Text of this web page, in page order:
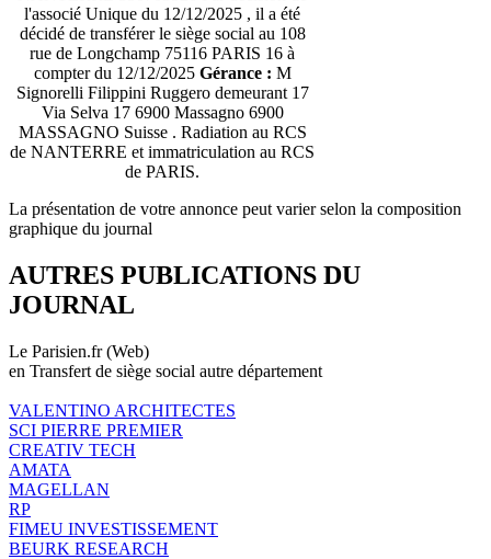
l'associé Unique du 12/12/2025 , il a été
décidé de transférer le siège social au 108
rue de Longchamp 75116 PARIS 16 à
compter du 12/12/2025 Gérance : M
Signorelli Filippini Ruggero demeurant 17
Via Selva 17 6900 Massagno 6900
MASSAGNO Suisse . Radiation au RCS
de NANTERRE et immatriculation au RCS
de PARIS.
La présentation de votre annonce peut varier selon la composition
graphique du journal
AUTRES PUBLICATIONS DU
JOURNAL
Le Parisien.fr (Web)
en Transfert de siège social autre département
VALENTINO ARCHITECTES
SCI PIERRE PREMIER
CREATIV TECH
AMATA
MAGELLAN
RP
FIMEU INVESTISSEMENT
BEURK RESEARCH